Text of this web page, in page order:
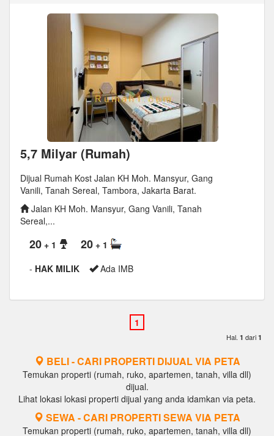
5,7 Milyar (Rumah)
Dijual Rumah Kost Jalan KH Moh. Mansyur, Gang
Vanili, Tanah Sereal, Tambora, Jakarta Barat.
Jalan KH Moh. Mansyur, Gang Vanili, Tanah
Sereal,...
20 + 1 20 + 1
- HAK MILIK Ada IMB
Hal. 1 dari 1
BELI - CARI PROPERTI DIJUAL VIA PETA
Temukan properti (rumah, ruko, apartemen, tanah, villa dll)
dijual.
Lihat lokasi lokasi properti dijual yang anda idamkan via peta.
SEWA - CARI PROPERTI SEWA VIA PETA
Temukan properti (rumah, ruko, apartemen, tanah, villa dll)